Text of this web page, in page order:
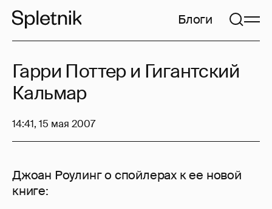
Блоги
Джоан Роулинг о спойлерах к ее новой
книге:
Гарри Поттер и Гигантский
Кальмар
14:41, 15 мая 2007